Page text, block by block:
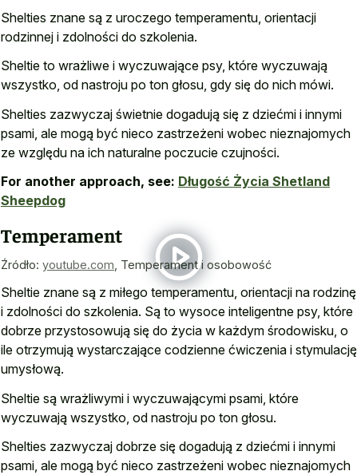
Shelties znane są z uroczego temperamentu, orientacji
rodzinnej i zdolności do szkolenia.
Sheltie to wrażliwe i wyczuwające psy, które wyczuwają
wszystko, od nastroju po ton głosu, gdy się do nich mówi.
Shelties zazwyczaj świetnie dogadują się z dziećmi i innymi
psami, ale mogą być nieco zastrzeżeni wobec nieznajomych
ze względu na ich naturalne poczucie czujności.
For another approach, see: Długość Życia Shetland
Sheepdog
Temperament
Źródło: youtube.com Temperament i osobowość
Sheltie znane są z miłego temperamentu, orientacji na rodzinę
i zdolności do szkolenia. Są to wysoce inteligentne psy, które
dobrze przystosowują się do życia w każdym środowisku, o
ile otrzymują wystarczające codzienne ćwiczenia i stymulację
umysłową.
Sheltie są wrażliwymi i wyczuwającymi psami, które
wyczuwają wszystko, od nastroju po ton głosu.
Shelties zazwyczaj dobrze się dogadują z dziećmi i innymi
psami, ale mogą być nieco zastrzeżeni wobec nieznajomych